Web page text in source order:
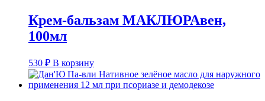
Крем-бальзам МАКЛЮРАвен,
100мл
530 ₽ В корзину